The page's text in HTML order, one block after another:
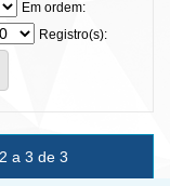
Em ordem:
Registro(s):
a 3 de 3